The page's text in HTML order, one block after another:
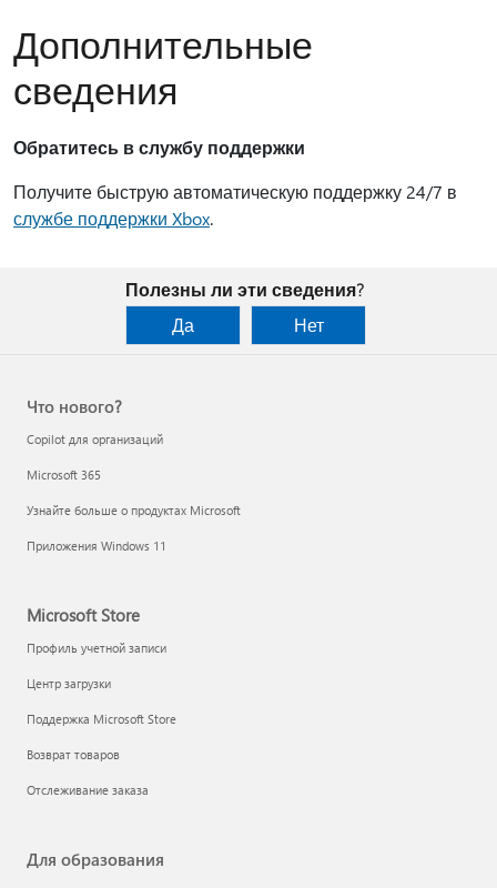
Дополнительные
сведения
Обратитесь в службу поддержки
Получите быструю автоматическую поддержку 24/7 в
службе поддержки Xbox.
Полезны ли эти сведения?
Да
Нет
Что нового?
Copilot для организаций
Microsoft 365
Узнайте больше о продуктах Microsoft
Приложения Windows 11
Microsoft Store
Профиль учетной записи
Центр загрузки
Поддержка Microsoft Store
Возврат товаров
Отслеживание заказа
Для образования